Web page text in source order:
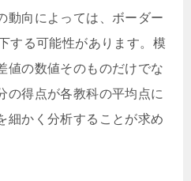
動向によっては、ボーダー
する可能性があります。模
値の数値そのものだけでな
の得点が各教科の平均点に
細かく分析することが求め